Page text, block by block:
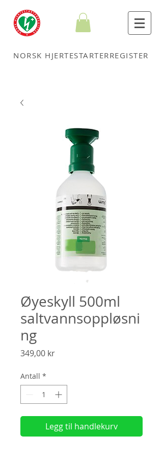
NORSK HJERTESTARTERREGISTER
Øyeskyll 500ml
saltvannsoppløsni
ng
349,00 krPris
Antall *
Legg til handlekurv